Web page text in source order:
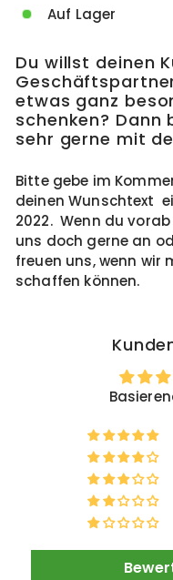
Auf Lager
Du willst deinen
etwas ganz
schenken? Dann
sehr gerne mit
Bitte gebe im
deinen Wunschtext
2022. Wenn du
uns doch gerne an
freuen uns, wenn
schaffen können.